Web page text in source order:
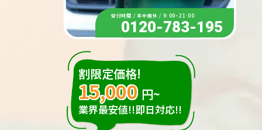
受付時間 / 年中無休 / 9:00~21:00
0120-783-195
割限定価格!
15,000 円~
業界最安値!!即日対応!!